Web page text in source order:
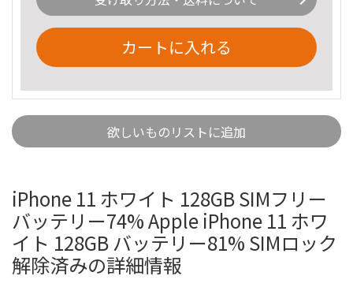
カートに入れる
欲しいものリストに追加
iPhone 11 ホワイト 128GB SIMフリー
バッテリー74% Apple iPhone 11 ホワ
イト 128GB バッテリー81% SIMロック
解除済みの詳細情報